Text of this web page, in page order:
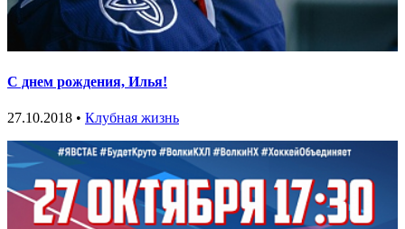
С днем рождения, Илья!
27.10.2018 • Клубная жизнь